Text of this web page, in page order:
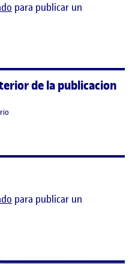
para publicar un
de la publicacion
11:21 pm
para publicar un